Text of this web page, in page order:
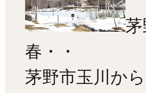
春・・
茅野市玉川か